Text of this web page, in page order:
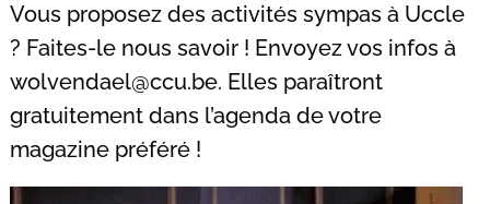
Vous proposez des activités sympas à Uccle
? Faites-le nous savoir ! Envoyez vos infos à
wolvendael@ccu.be. Elles paraîtront
gratuitement dans l’agenda de votre
magazine préféré !
Recherche
pour
: